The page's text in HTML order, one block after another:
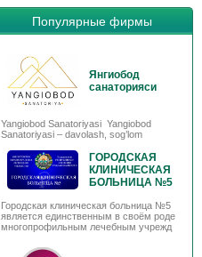
Популярные фирмы
Янгиобод
санаторияси
Yangiobod Sanatoriyasi Yangiobod
Sanatoriyasi – davolash, sog’lom
ГОРОДСКАЯ
КЛИНИЧЕСКАЯ
БОЛЬНИЦА №5
Городская клиническая больница №5
является единственным в своём роде
многопрофильным лечебным учрежд